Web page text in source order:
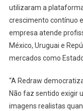
utilizaram a
crescimento contínuo
empresa atende
México, Uruguai e
mercados como
“A Redraw
Não faz sentido exigir
imagens realistas